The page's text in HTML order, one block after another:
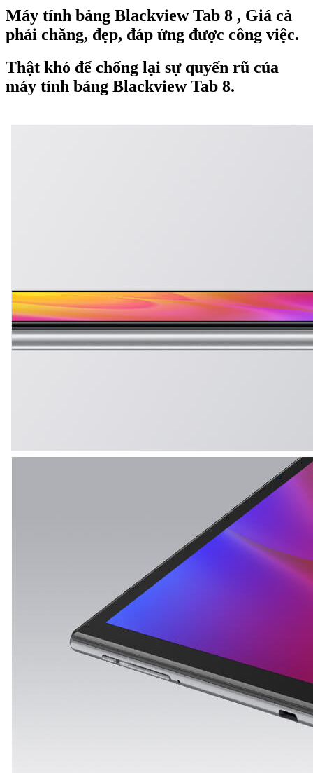
Máy tính bảng Blackview Tab 8 , Giá cả
phải chăng, đẹp, đáp ứng được công việc.
Thật khó để chống lại sự quyến rũ của
máy tính bảng Blackview Tab 8.